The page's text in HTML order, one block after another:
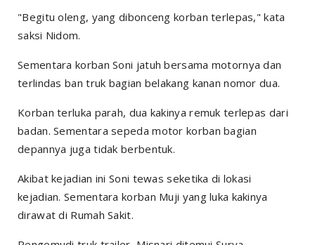
"Begitu oleng, yang dibonceng korban terlepas," kata
saksi Nidom.
Sementara korban Soni jatuh bersama motornya dan
terlindas ban truk bagian belakang kanan nomor dua.
Korban terluka parah, dua kakinya remuk terlepas dari
badan. Sementara sepeda motor korban bagian
depannya juga tidak berbentuk.
Akibat kejadian ini Soni tewas seketika di lokasi
kejadian. Sementara korban Muji yang luka kakinya
dirawat di Rumah Sakit.